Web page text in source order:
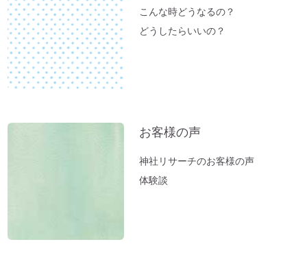
夏のニオイ解決法「生ごみ臭」
高い浄化力♪ 高野山麓・和歌山の天然温
泉「ゆの里」に行ってきました。
【春のおそうじ】参拝前の自宅おそうじ～
福を入れるスペース作り。
社」岡田美里さんVlogより
しい空気になっていました。
【職場の浄化：ご感想】息苦しさを感じな
こんな時どうなるの？
どうしたらいいの？
お客様の声
神社リサーチのお客様の声
体験談